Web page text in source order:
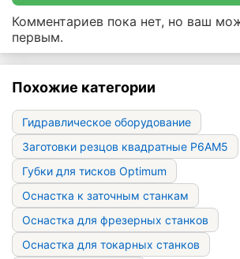
Комментариев пока нет, но ваш
первым.
Похожие категории
Гидравлическое оборудование
Заготовки резцов квадратные Р6АМ5
Губки для тисков Optimum
Оснастка к заточным станкам
Оснастка для фрезерных станков
Оснастка для токарных станков